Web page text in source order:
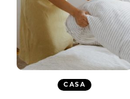
CASA